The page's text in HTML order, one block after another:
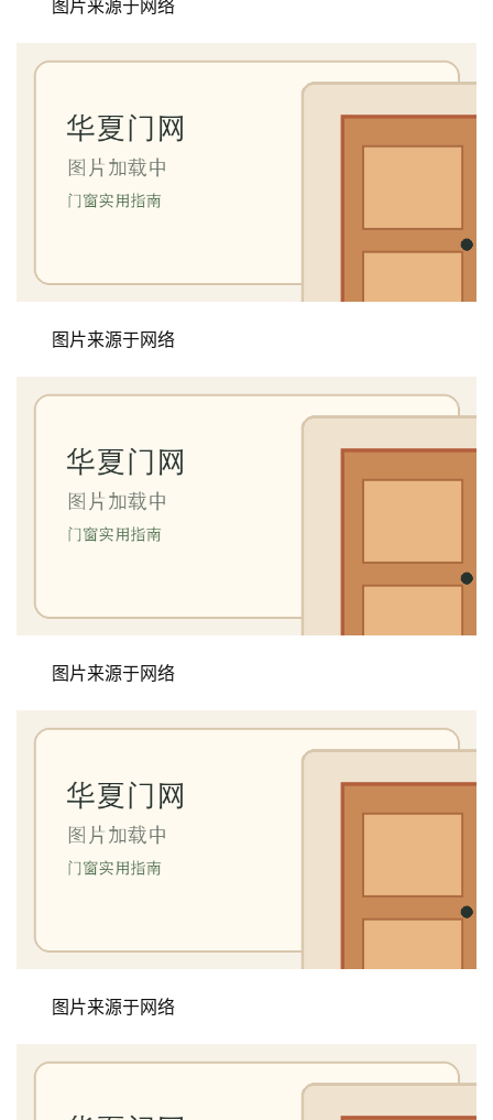
图片来源于网络
图片来源于网络
图片来源于网络
图片来源于网络